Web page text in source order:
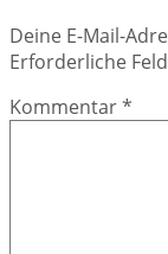
Deine E-Mail-
Erforderliche
Kommentar*